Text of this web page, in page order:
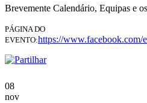
Brevemente Calendário, Equipas e
PÁGINA DO
EVENTO:https://www.facebook.com/
08
nov